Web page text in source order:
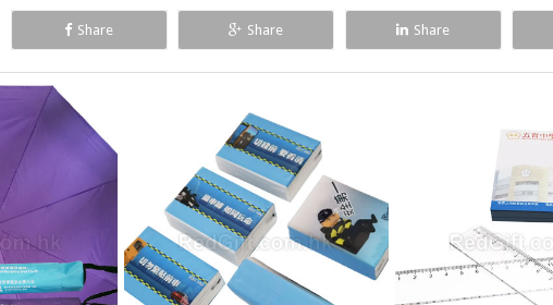
Share Share Share